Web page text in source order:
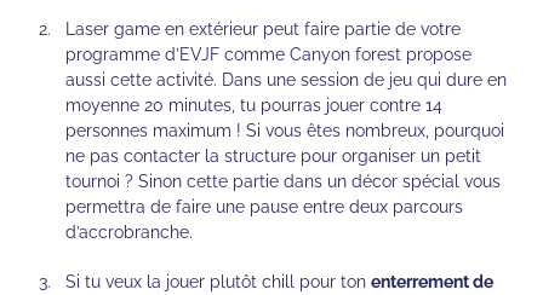
Laser game en extérieur peut faire partie de votre
programme d’EVJF comme Canyon forest propose
aussi cette activité. Dans une session de jeu qui dure en
moyenne 20 minutes, tu pourras jouer contre 14
personnes maximum ! Si vous êtes nombreux, pourquoi
ne pas contacter la structure pour organiser un petit
tournoi ? Sinon cette partie dans un décor spécial vous
permettra de faire une pause entre deux parcours
d’accrobranche.
Si tu veux la jouer plutôt chill pour tonenterrement de